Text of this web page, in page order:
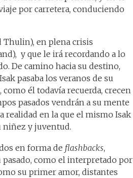
por carretera, conduciendo
Thulin), en plena crisis
y que le irá recordando a lo
De camino hacia su destino,
pasaba los veranos de su
él todavía recuerda, crecen
pasados vendrán a su mente
realidad en la que el mismo Isak
niñez y juventud.
en forma de flashbacks,
pasado, como el interpretado por
su primer amor, distantes